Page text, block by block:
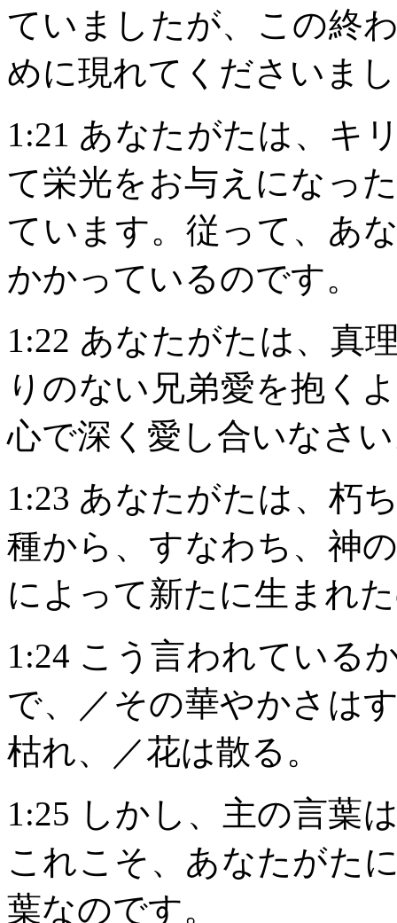
ていましたが、この終
めに現れてくださいま
1:21 あなたがたは、キ
て栄光をお与えになっ
ています。従って、あ
かかっているのです。
1:22 あなたがたは、真
りのない兄弟愛を抱く
心で深く愛し合いなさ
1:23 あなたがたは、朽
種から、すなわち、神
によって新たに生まれ
1:24 こう言われている
で、／その華やかさは
枯れ、／花は散る。
1:25 しかし、主の言葉
これこそ、あなたがた
葉なのです。